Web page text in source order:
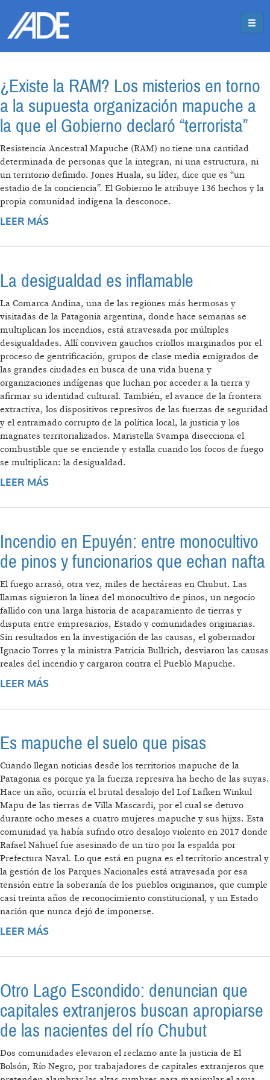
¿Existe la RAM? Los misterios en torno
a la supuesta organización mapuche a
la que el Gobierno declaró “terrorista”
Resistencia Ancestral Mapuche (RAM) no tiene una cantidad
determinada de personas que la integran, ni una estructura, ni
un territorio definido. Jones Huala, su líder, dice que es “un
estadio de la conciencia”. El Gobierno le atribuye 136 hechos y la
propia comunidad indígena la desconoce.
LEER MÁS
MAPUCHE A LA QUE EL GOBIERNO DECLARÓ
La desigualdad es inflamable
La Comarca Andina, una de las regiones más hermosas y
visitadas de la Patagonia argentina, donde hace semanas se
multiplican los incendios, está atravesada por múltiples
desigualdades. Allí conviven gauchos criollos marginados por el
proceso de gentrificación, grupos de clase media emigrados de
las grandes ciudades en busca de una vida buena y
organizaciones indígenas que luchan por acceder a la tierra y
afirmar su identidad cultural. También, el avance de la frontera
extractiva, los dispositivos represivos de las fuerzas de seguridad
y el entramado corrupto de la política local, la justicia y los
magnates territorializados. Maristella Svampa disecciona el
combustible que se enciende y estalla cuando los focos de fuego
se multiplican: la desigualdad.
LEER MÁS
Incendio en Epuyén: entre monocultivo
de pinos y funcionarios que echan nafta
El fuego arrasó, otra vez, miles de hectáreas en Chubut. Las
llamas siguieron la línea del monocultivo de pinos, un negocio
fallido con una larga historia de acaparamiento de tierras y
disputa entre empresarios, Estado y comunidades originarias.
Sin resultados en la investigación de las causas, el gobernador
Ignacio Torres y la ministra Patricia Bullrich, desviaron las causas
reales del incendio y cargaron contra el Pueblo Mapuche.
LEER MÁS
QUE ECHAN NAFTA
Es mapuche el suelo que pisas
Cuando llegan noticias desde los territorios mapuche de la
Patagonia es porque ya la fuerza represiva ha hecho de las suyas.
Hace un año, ocurría el brutal desalojo del Lof Lafken Winkul
Mapu de las tierras de Villa Mascardi, por el cual se detuvo
durante ocho meses a cuatro mujeres mapuche y sus hijxs. Esta
comunidad ya había sufrido otro desalojo violento en 2017 donde
Rafael Nahuel fue asesinado de un tiro por la espalda por
Prefectura Naval. Lo que está en pugna es el territorio ancestral y
la gestión de los Parques Nacionales está atravesada por esa
tensión entre la soberanía de los pueblos originarios, que cumple
casi treinta años de reconocimiento constitucional, y un Estado
nación que nunca dejó de imponerse.
LEER MÁS
Otro Lago Escondido: denuncian que
capitales extranjeros buscan apropiarse
de las nacientes del río Chubut
Dos comunidades elevaron el reclamo ante la justicia de El
Bolsón, Río Negro, por trabajadores de capitales extranjeros que